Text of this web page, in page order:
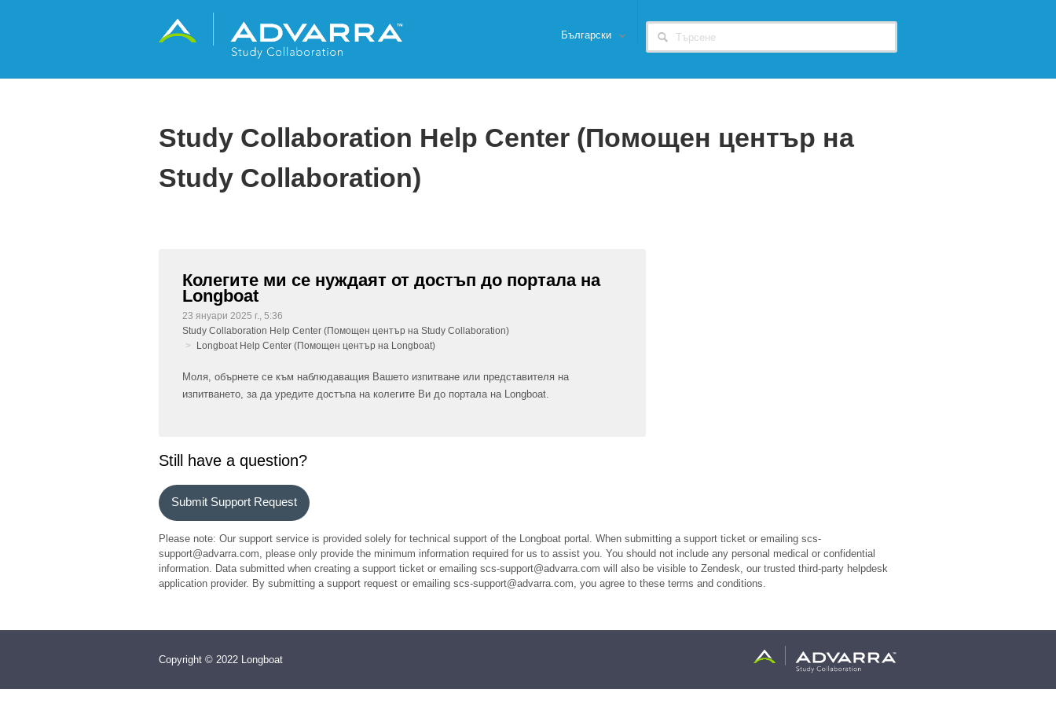
Български
Study Collaboration Help Center (Помощен център на
Study Collaboration)
Колегите ми се нуждаят от достъп до портала на
Longboat
23 януари 2025 г., 5:36
Study Collaboration Help Center (Помощен център на Study Collaboration)
Longboat Help Center (Помощен център на Longboat)
Моля, обърнете се към наблюдаващия Вашето изпитване или представителя на
изпитването, за да уредите достъпа на колегите Ви до портала на Longboat.
Still have a question?
Submit Support Request
Please note: Our support service is provided solely for technical support of the Longboat portal. When submitting a support ticket or emailing scs-
support@advarra.com, please only provide the minimum information required for us to assist you. You should not include any personal medical or confidential
information. Data submitted when creating a support ticket or emailing scs-support@advarra.com will also be visible to Zendesk, our trusted third-party helpdesk
application provider. By submitting a support request or emailing scs-support@advarra.com, you agree to these terms and conditions.
Copyright © 2022 Longboat